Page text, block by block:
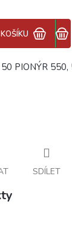
PIONÝR 550,
SDÍLET